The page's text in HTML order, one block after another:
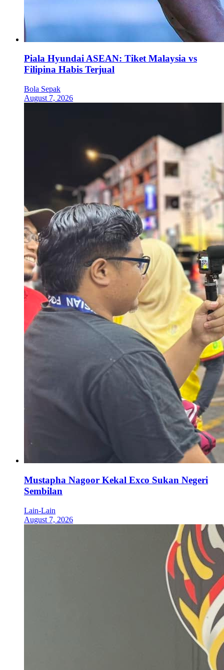
Piala Hyundai ASEAN: Tiket Malaysia vs
Filipina Habis Terjual
Bola Sepak
August 7, 2026
Mustapha Nagoor Kekal Exco Sukan Negeri
Sembilan
Lain-Lain
August 7, 2026